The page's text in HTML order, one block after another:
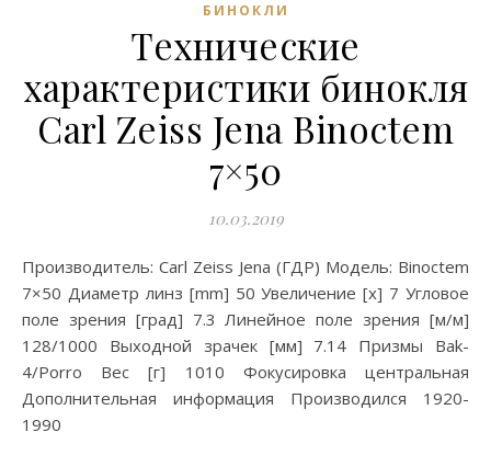
БИНОКЛИ
Технические
характеристики бинокля
Carl Zeiss Jena Binoctem
7×50
10.03.2019
Производитель: Carl Zeiss Jena (ГДР) Модель: Binoctem
7×50 Диаметр линз [mm] 50 Увеличение [x] 7 Угловое
поле зрения [град] 7.3 Линейное поле зрения [м/м]
128/1000 Выходной зрачек [мм] 7.14 Призмы Bak-
4/Porro Вес [г] 1010 Фокусировка центральная
Дополнительная информация Производился 1920-
1990